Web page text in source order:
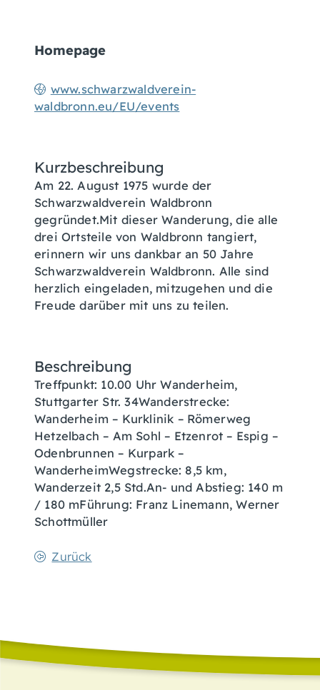
Homepage
www.schwarzwaldverein-
waldbronn.eu/EU/events
Kurzbeschreibung
Am 22. August 1975 wurde der
Schwarzwaldverein Waldbronn
gegründet.Mit dieser Wanderung, die alle
drei Ortsteile von Waldbronn tangiert,
erinnern wir uns dankbar an 50 Jahre
Schwarzwaldverein Waldbronn. Alle sind
herzlich eingeladen, mitzugehen und die
Freude darüber mit uns zu teilen.
Beschreibung
Treffpunkt: 10.00 Uhr Wanderheim,
Stuttgarter Str. 34Wanderstrecke:
Wanderheim – Kurklinik – Römerweg
Hetzelbach – Am Sohl – Etzenrot – Espig –
Odenbrunnen – Kurpark –
WanderheimWegstrecke: 8,5 km,
Wanderzeit 2,5 Std.An- und Abstieg: 140 m
/ 180 mFührung: Franz Linemann, Werner
Schottmüller
Zurück